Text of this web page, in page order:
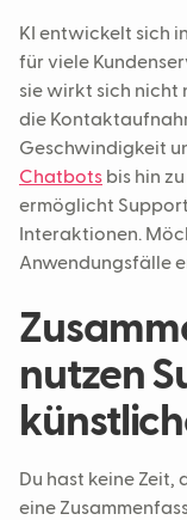
6. KI-
7.
KI entwickelt sich
für viele
sie wirkt sich nicht
die
Geschwindigkeit
Chatbots bis hin
ermöglicht
Interaktionen.
Anwendungsfälle
nutzen
Du hast keine Zeit,
eine